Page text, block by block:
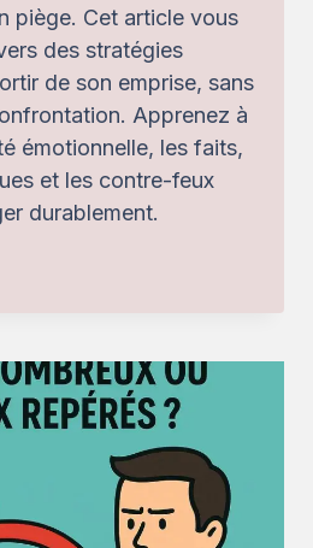
piège. Cet article vous
des stratégies
de son emprise, sans
Apprenez à
émotionnelle, les faits,
et les contre-feux
durablement.